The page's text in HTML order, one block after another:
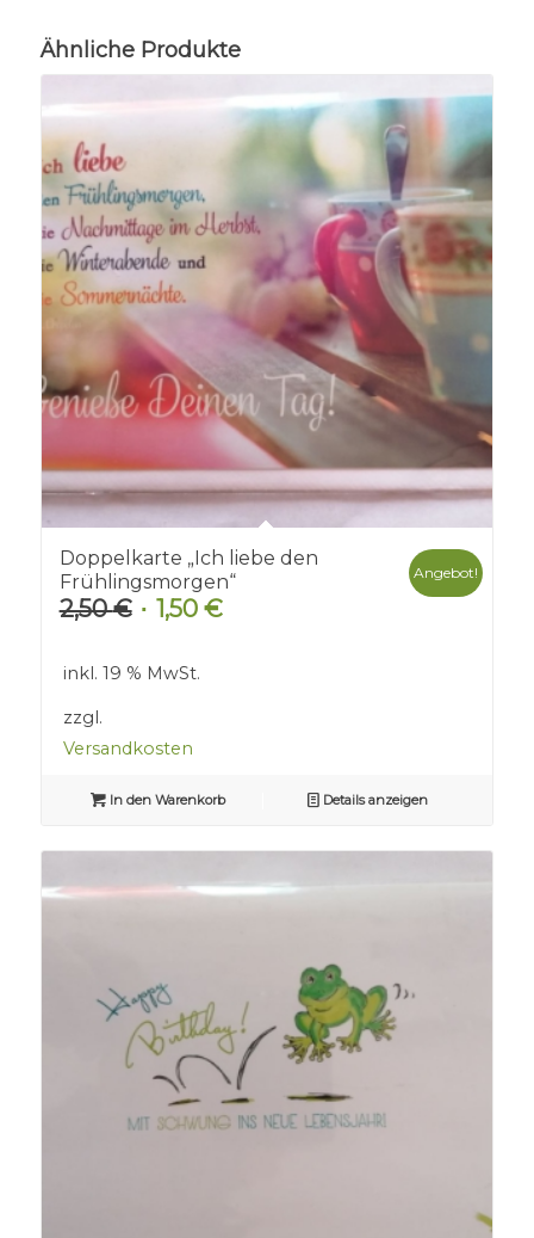
Ähnliche Produkte
Doppelkarte „Ich liebe den
Frühlingsmorgen“
2,50€ Ursprünglicher
war:
1,50 €Aktueller
Angebot!
inkl. 19 % MwSt.
zzgl.
Versandkosten
In den Warenkorb Details anzeigen